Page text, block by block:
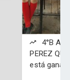
4°B
PEREZ
está